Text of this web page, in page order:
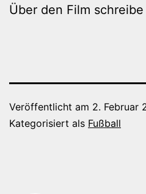
Über den Film
Veröffentlicht am 2. Februar
Kategorisiert als Fußball